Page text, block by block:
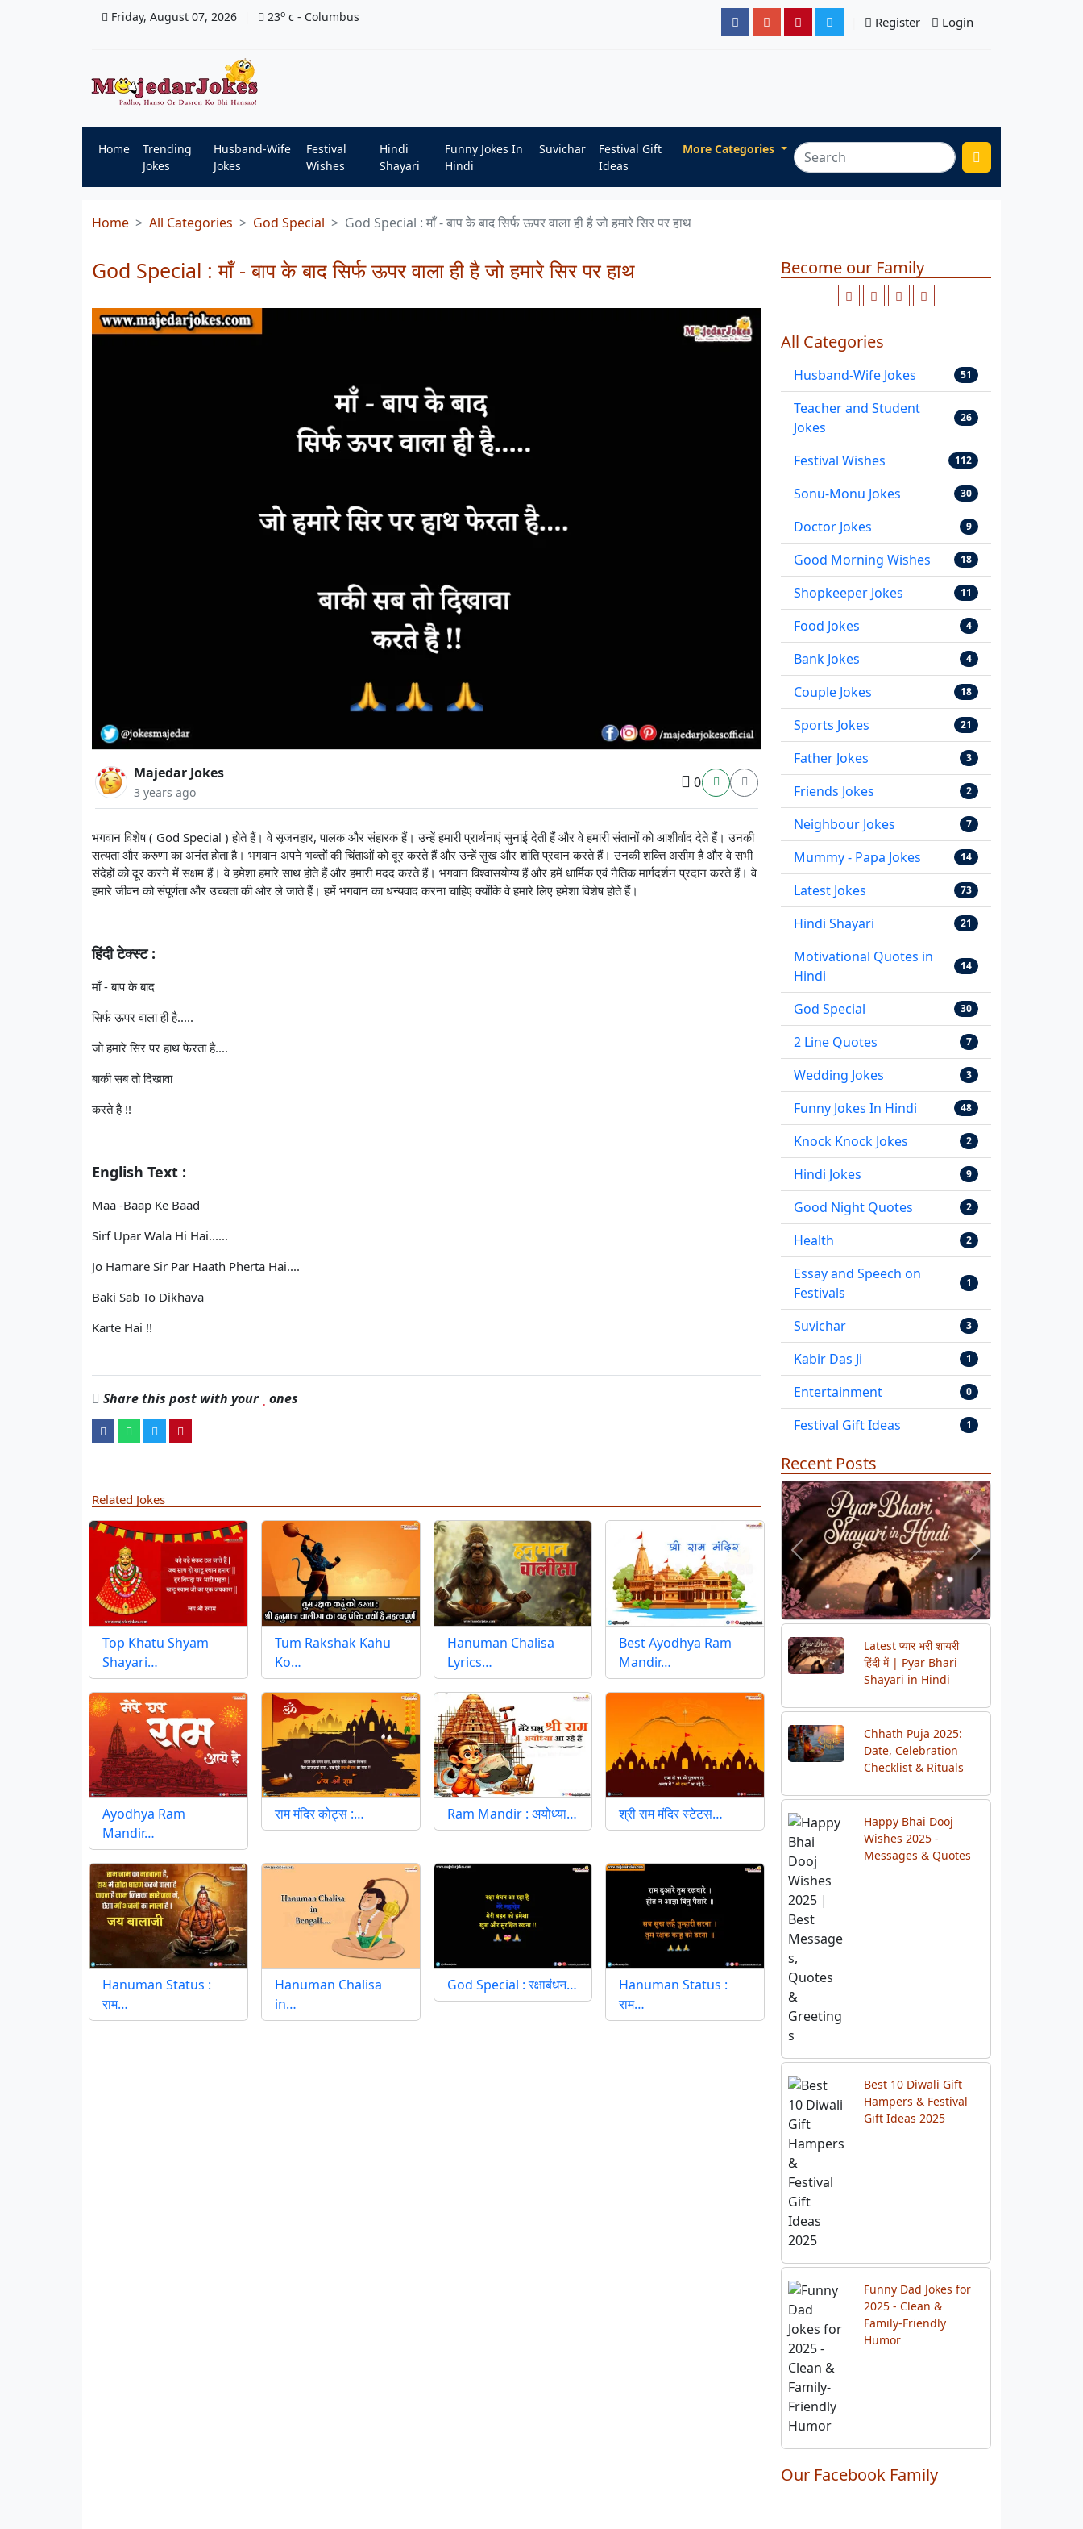
Friday, August 07, 2026 23o c - Columbus Register Login
Home
Trending
Jokes
Husband-Wife
Jokes
Festival
Wishes
Hindi
Shayari
Funny Jokes In
Hindi
Suvichar
Festival Gift
Ideas
More Categories
Home All Categories God Special God Special : माँ - बाप के बाद सिर्फ ऊपर वाला ही है जो हमारे सिर पर हाथ
God Special : माँ - बाप के बाद सिर्फ ऊपर वाला ही है जो हमारे सिर पर हाथ
Majedar Jokes
3 years ago
0
भगवान विशेष ( God Special ) होते हैं। वे सृजनहार, पालक और संहारक हैं। उन्हें हमारी प्रार्थनाएं सुनाई देती हैं और वे हमारी संतानों को आशीर्वाद देते हैं। उनकी
सत्यता और करुणा का अनंत होता है। भगवान अपने भक्तों की चिंताओं को दूर करते हैं और उन्हें सुख और शांति प्रदान करते हैं। उनकी शक्ति असीम है और वे सभी
संदेहों को दूर करने में सक्षम हैं। वे हमेशा हमारे साथ होते हैं और हमारी मदद करते हैं। भगवान विश्वासयोग्य हैं और हमें धार्मिक एवं नैतिक मार्गदर्शन प्रदान करते हैं। वे
हमारे जीवन को संपूर्णता और उच्चता की ओर ले जाते हैं। हमें भगवान का धन्यवाद करना चाहिए क्योंकि वे हमारे लिए हमेशा विशेष होते हैं।
हिंदी टेक्स्ट :
माँ - बाप के बाद
सिर्फ ऊपर वाला ही है.....
जो हमारे सिर पर हाथ फेरता है....
बाकी सब तो दिखावा
करते है !!
English Text :
Maa -Baap Ke Baad
Sirf Upar Wala Hi Hai......
Jo Hamare Sir Par Haath Pherta Hai....
Baki Sab To Dikhava
Karte Hai !!
Share this post with your ones
Related Jokes
Top Khatu Shyam
Shayari…
Tum Rakshak Kahu
Ko…
Hanuman Chalisa
Lyrics…
Best Ayodhya Ram
Mandir…
Ayodhya Ram
Mandir…
राम मंदिर कोट्स :… Ram Mandir : अयोध्या… श्री राम मंदिर स्टेटस…
Hanuman Status :
राम…
Hanuman Chalisa
in…
God Special : रक्षाबंधन…
Hanuman Status :
राम…
Become our Family
All Categories
Husband-Wife Jokes 51
Teacher and Student
Jokes
26
Festival Wishes 112
Sonu-Monu Jokes 30
Doctor Jokes 9
Good Morning Wishes 18
Shopkeeper Jokes 11
Food Jokes 4
Bank Jokes 4
Couple Jokes 18
Sports Jokes 21
Father Jokes 3
Friends Jokes 2
Neighbour Jokes 7
Mummy - Papa Jokes 14
Latest Jokes 73
Hindi Shayari 21
Motivational Quotes in
Hindi
14
God Special 30
2 Line Quotes 7
Wedding Jokes 3
Funny Jokes In Hindi 48
Knock Knock Jokes 2
Hindi Jokes 9
Good Night Quotes 2
Health 2
Essay and Speech on
Festivals
1
Suvichar 3
Kabir Das Ji 1
Entertainment 0
Festival Gift Ideas 1
Recent Posts
Previous Next
Latest प्यार भरी शायरी
हिंदी में | Pyar Bhari
Shayari in Hindi
Chhath Puja 2025:
Date, Celebration
Checklist & Rituals
Happy Bhai Dooj
Wishes 2025 -
Messages & Quotes
Best 10 Diwali Gift
Hampers & Festival
Gift Ideas 2025
Funny Dad Jokes for
2025 - Clean &
Family-Friendly
Humor
Our Facebook Family